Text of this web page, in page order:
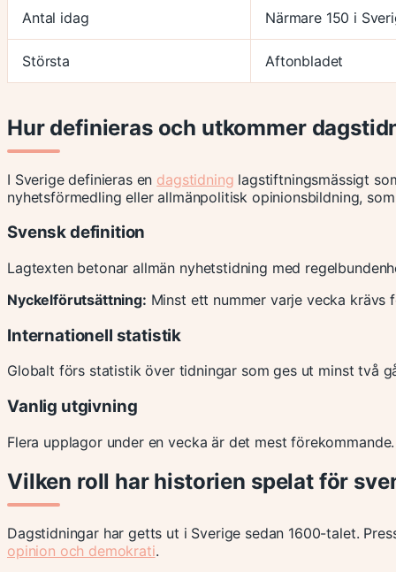
Antal idag Närmare 150 i
Största Aftonbladet
Hur definieras och utkommer
I Sverige definieras en dagstidning lagstiftningsmässigt
nyhetsförmedling eller allmänpolitisk opinionsbildning,
Svensk definition
Lagtexten betonar allmän nyhetstidning med
Nyckelförutsättning: Minst ett nummer varje vecka krävs
Internationell statistik
Globalt förs statistik över tidningar som ges ut minst två
Vanlig utgivning
Flera upplagor under en vecka är det mest förekommande.
Vilken roll har historien spelat för
Dagstidningar har getts ut i Sverige sedan 1600-talet.
opinion och demokrati.